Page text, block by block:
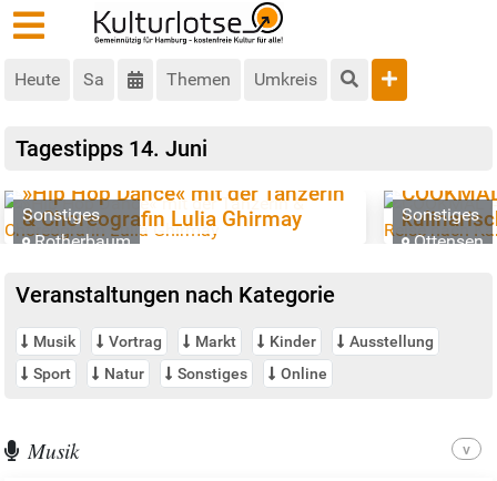
Heute Sa Themen Umkreis
Tagestipps 14. Juni
»Hip Hop Dance« mit der Tänzerin
& Choreografin Lulia Ghirmay
Sonstiges
Rotherbaum
Sonstiges
Ottensen
Veranstaltungen nach Kategorie
Musik Vortrag Markt Kinder
Ausstellung
Sport
Natur Sonstiges Online
Musik